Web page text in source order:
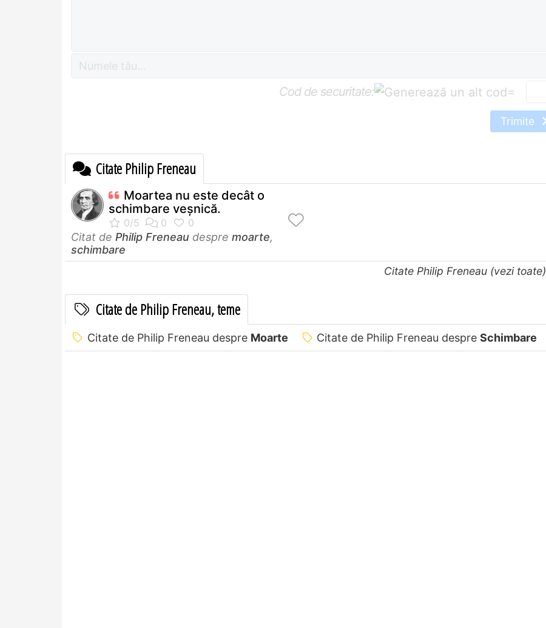
Cod de securitate: =
Trimite
Citate Philip Freneau
Moartea nu este decât o
schimbare veșnică.
Citat de Philip Freneau despre moarte,
schimbare
Citate Philip Freneau (vezi toate)
Citate de Philip Freneau, teme
Citate de Philip Freneau despre Moarte Citate de Philip Freneau despre Schimbare